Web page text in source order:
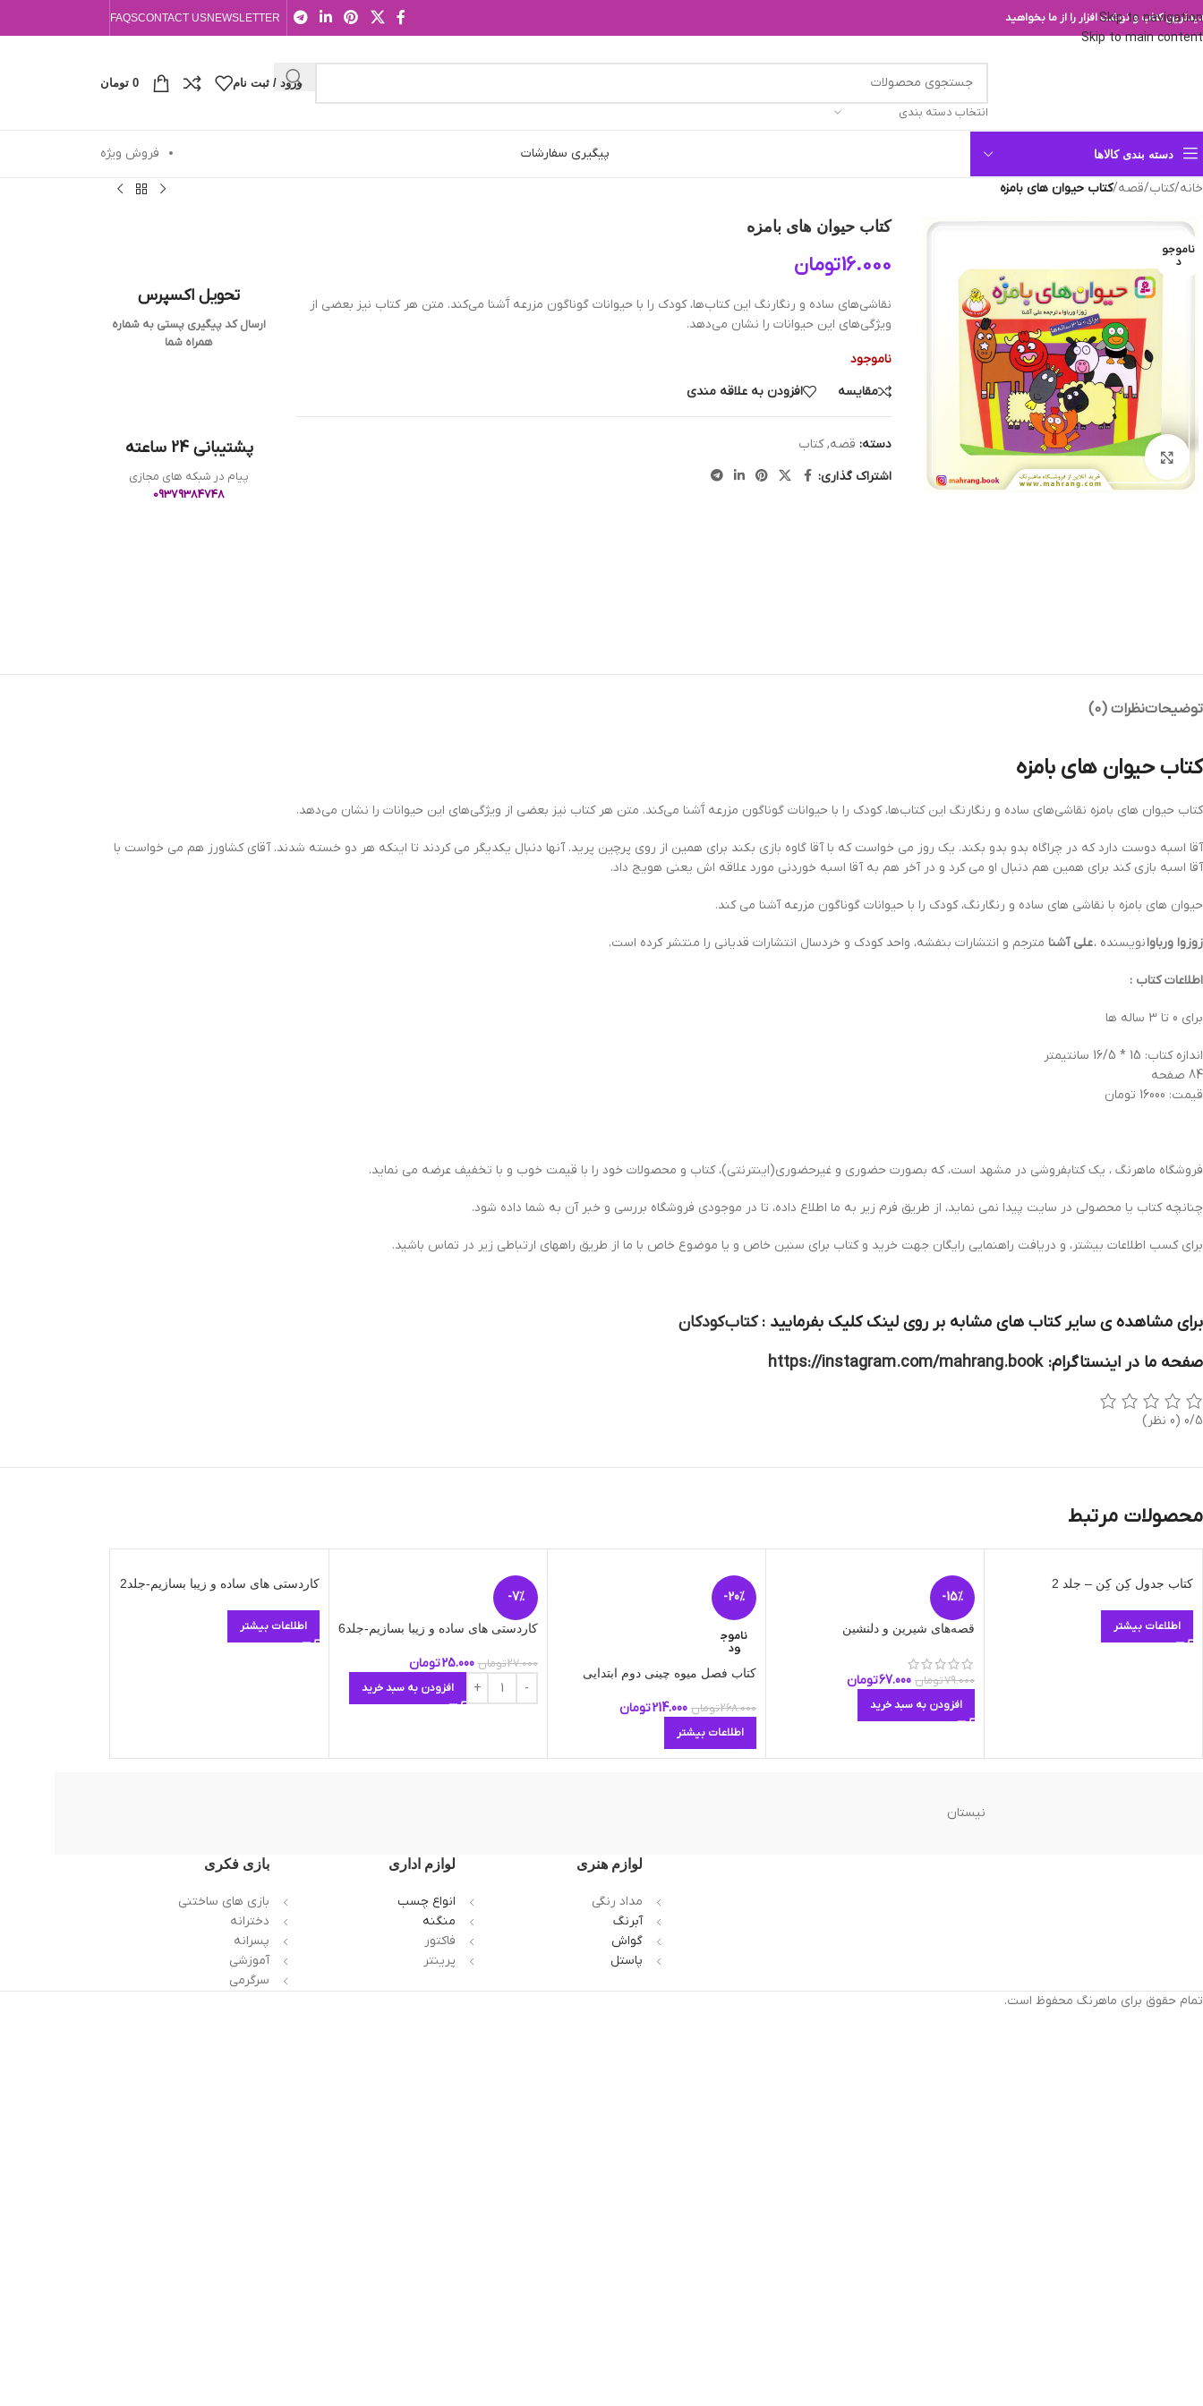
Skip to navigation
Skip to main content
کتاب و نوشت افزار را از ما بخواهید NEWSLETTER
CONTACT US
FAQS
انتخاب دسته بندی
ورود / ثبت نام 0 تومان
دسته بندی کالاها پیگیری سفارشات فروش ویژه
خانه/کتاب/قصه/کتاب حیوان های بامزه
ناموجو
د
بزرگنمایی تصویر
کتاب حیوان های بامزه
16.000تومان
نقاشي‌هاي ساده و رنگارنگ اين كتاب‌ها، كودك را با حيوانات گوناگون مزرعه آَشنا مي‌كند. متن هر كتاب نيز بعضي از
ويژگي‌هاي اين حيوانات را نشان مي‌دهد.
ناموجود
مقایسه
افزودن به علاقه مندی
دسته: قصه, کتاب
اشتراک گذاری:
تحویل اکسپرس
ارسال کد پیگیری پستی به شماره
همراه شما
پشتیبانی 24 ساعته
پیام در شبکه های مجازی
09379384748
توضیحاتنظرات (0)
کتاب حیوان های بامزه
کتاب حیوان های بامزه نقاشي‌هاي ساده و رنگارنگ اين كتاب‌ها، كودك را با حيوانات گوناگون مزرعه آَشنا مي‌كند. متن هر كتاب نيز بعضي از ويژگي‌هاي اين حيوانات را نشان مي‌دهد.
آقا اسبه دوست دارد که در چراگاه بدو بدو بکند. یک روز می خواست که با آقا گاوه بازی بکند برای همین از روی پرچین پرید. آنها دنبال یکدیگر می کردند تا اینکه هر دو خسته شدند. آقای کشاورز هم می خواست با
آقا اسبه بازی کند برای همین هم دنبال او می کرد و در آخر هم به آقا اسبه خوردنی مورد علاقه اش یعنی هویج داد.
حیوان های بامزه با نقاشی های ساده و رنگارنگ، کودک را با حیوانات گوناگون مزرعه آشنا می کند.
زوزوا ورباوانویسنده ،علی آشنا مترجم و انتشارات بنفشه، واحد کودک و خردسال انتشارات قدیانی را منتشر کرده است.
اطلاعات کتاب :
برای 0 تا 3 ساله ها
اندازه کتاب: 15 * 16/5 سانتیمتر
84 صفحه
قیمت: 16000 تومان
فروشگاه ماهرنگ ، یک کتابفروشی در مشهد است، که بصورت حضوری و غیرحضوری(اینترنتی)، کتاب و محصولات خود را با قیمت خوب و با تخفیف عرضه می نماید.
چنانچه کتاب یا محصولی در سایت پیدا نمی نماید، از طریق فرم زیر به ما اطلاع داده، تا در موجودی فروشگاه بررسی و خبر آن به شما داده شود.
برای کسب اطلاعات بیشتر، و دریافت راهنمایی رایگان جهت خرید و کتاب برای سنین خاص و یا موضوع خاص با ما از طریق راههای ارتباطی زیر در تماس باشید.
برای مشاهده ی سایر کتاب های مشابه بر روی لینک کلیک بفرمایید :کتاب کودکان
صفحه ما در اینستاگرام:https://instagram.com/mahrang.book
0/5 (0 نظر)
محصولات مرتبط
کتاب جدول کِن کِن – جلد 2
اطلاعات بیشتر
-15%
قصه‌های شیرین و دلنشین
79.000تومان 67.000تومان
افزودن به سبد خرید
-20%
ناموج
ود
کتاب فصل میوه چینی دوم ابتدایی
268.000تومان 214.000تومان
اطلاعات بیشتر
-7%
کاردستی های ساده و زیبا بسازیم-جلد6
27.000تومان 25.000تومان
افزودن به سبد خرید
کاردستی های ساده و زیبا بسازیم-جلد2
اطلاعات بیشتر
نیستان
لوازم هنری
مداد رنگی
آبرنگ
گواش
پاستل
لوازم اداری
انواع چسب
منگنه
فاکتور
پرینتر
بازی فکری
بازی های ساختنی
دخترانه
پسرانه
آموزشی
سرگرمی
تمام حقوق برای ماهرنگ محفوظ است.